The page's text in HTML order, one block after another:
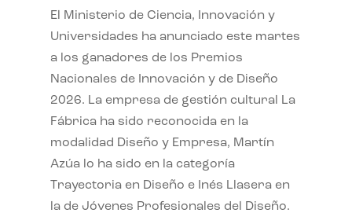
El Ministerio de Ciencia, Innovación y
Universidades ha anunciado este martes
a los ganadores de los Premios
Nacionales de Innovación y de Diseño
2026. La empresa de gestión cultural La
Fábrica ha sido reconocida en la
modalidad Diseño y Empresa, Martín
Azúa lo ha sido en la categoría
Trayectoria en Diseño e Inés Llasera en
la de Jóvenes Profesionales del Diseño.